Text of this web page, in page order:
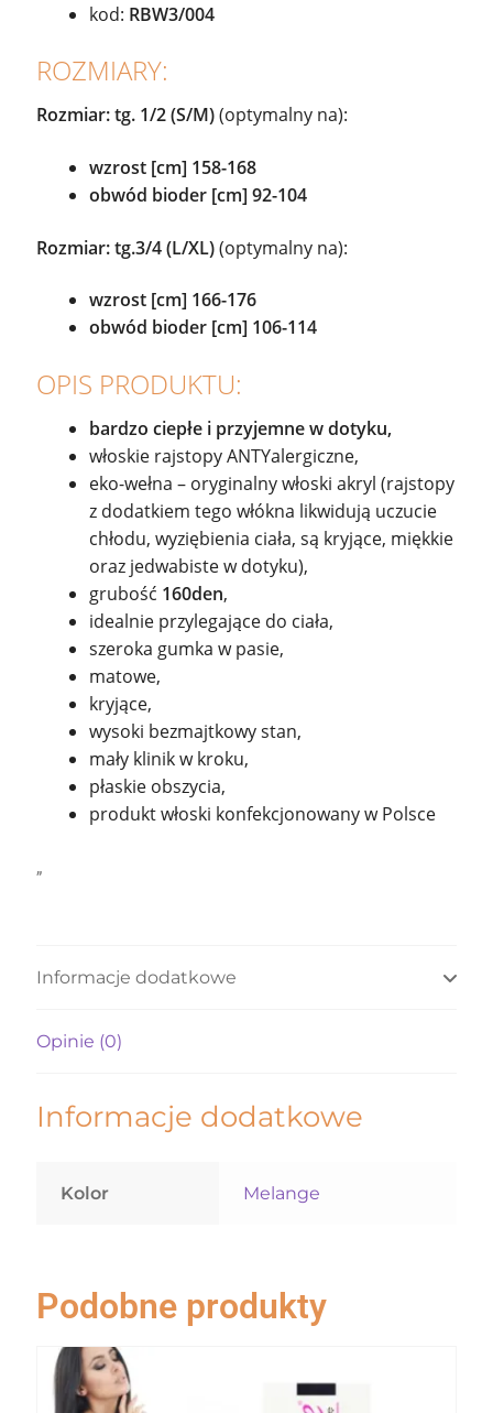
kod: RBW3/004
ROZMIARY:
Rozmiar: tg. 1/2(S/M)(optymalny na):
wzrost [cm] 158-168
obwód bioder [cm] 92-104
Rozmiar: tg.3/4 (L/XL)(optymalny na):
wzrost [cm] 166-176
obwód bioder [cm] 106-114
OPIS PRODUKTU:
bardzo ciepłe i przyjemne w dotyku,
włoskie rajstopy ANTYalergiczne,
eko-wełna – oryginalny włoski akryl (rajstopy
z dodatkiem tego włókna likwidują uczucie
chłodu, wyziębienia ciała, są kryjące, miękkie
oraz jedwabiste w dotyku),
grubość 160den,
idealnie przylegające do ciała,
szeroka gumka w pasie,
matowe,
kryjące,
wysoki bezmajtkowy stan,
mały klinik w kroku,
płaskie obszycia,
produkt włoski konfekcjonowany w Polsce
„
Informacje dodatkowe
Opinie (0)
Informacje dodatkowe
Kolor Melange
Podobne produkty